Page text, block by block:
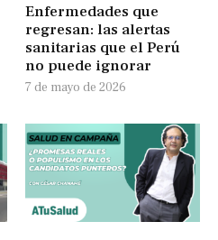
Enfermedades que
regresan: las alertas
sanitarias que el Perú
no puede ignorar
7 de mayo de 2026